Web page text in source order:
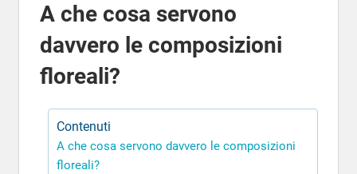
A che cosa servono
davvero le composizioni
floreali?
Contenuti
A che cosa servono davvero le composizioni
floreali?